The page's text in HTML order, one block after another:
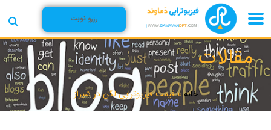
رزرو نوبت
مقالات
خانه »قیمت فیزیوتراپی لگن در شیراز